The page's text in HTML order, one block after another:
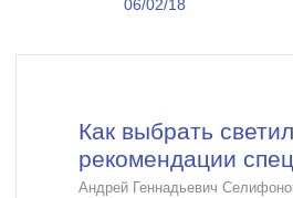
06/02/18
Как выбрать
рекомендации
Андрей Геннадьевич